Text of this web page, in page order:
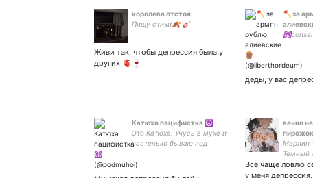
королева отстоя
Пишу стихи🍂 🎸
Живи так, чтобы депрессия была у
других 🫀🍷
🪓 за
деды, у вас
Катюха пацифистка ☮️
Это Катюха. Учусь в мухе и
частенько бываю под
собак и глупые
вечно
пирожок
Мерлин
Темный
ИЛЭ.
Все чаще ловлю
у меня